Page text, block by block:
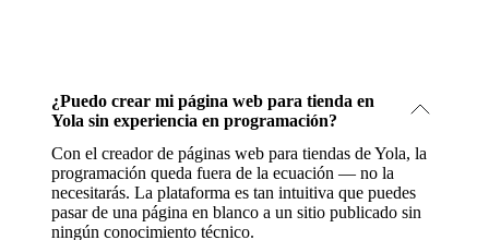
¿Puedo crear mi página web para tienda en
Yola sin experiencia en programación?
Con el creador de páginas web para tiendas de Yola, la
programación queda fuera de la ecuación — no la
necesitarás. La plataforma es tan intuitiva que puedes
pasar de una página en blanco a un sitio publicado sin
ningún conocimiento técnico.